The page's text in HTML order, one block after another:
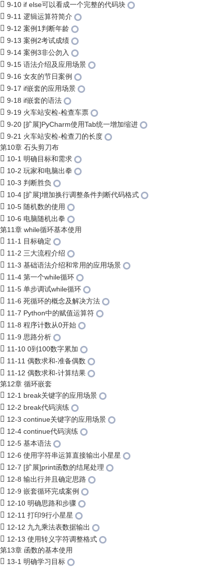
9-10 if else可以看成一个完整的代码块
9-11 逻辑运算符简介
9-12 案例1判断年龄
9-13 案例2考试成绩
9-14 案例3非公勿入
9-15 语法介绍及应用场景
9-16 女友的节日案例
9-17 if嵌套的应用场景
9-18 if嵌套的语法
9-19 火车站安检-检查车票
9-20 [扩展]PyCharm使用Tab统一增加缩进
9-21 火车站安检-检查刀的长度
第10章 石头剪刀布
10-1 明确目标和需求
10-2 玩家和电脑出拳
10-3 判断胜负
10-4 [扩展]增加换行调整条件判断代码格式
10-5 随机数的使用
10-6 电脑随机出拳
第11章 while循环基本使用
11-1 目标确定
11-2 三大流程介绍
11-3 基础语法介绍和常用的应用场景
11-4 第一个while循环
11-5 单步调试while循环
11-6 死循环的概念及解决方法
11-7 Python中的赋值运算符
11-8 程序计数从0开始
11-9 思路分析
11-10 0到100数字累加
11-11 偶数求和-准备偶数
11-12 偶数求和-计算结果
第12章 循环嵌套
12-1 break关键字的应用场景
12-2 break代码演练
12-3 continue关键字的应用场景
12-4 continue代码演练
12-5 基本语法
12-6 使用字符串运算直接输出小星星
12-7 [扩展]print函数的结尾处理
12-8 输出行并且确定思路
12-9 嵌套循环完成案例
12-10 明确思路和步骤
12-11 打印9行小星星
12-12 九九乘法表数据输出
12-13 使用转义字符调整格式
第13章 函数的基本使用
13-1 明确学习目标